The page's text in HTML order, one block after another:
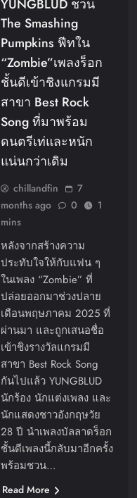
YUNGBLUD ชวน
The Smashing
Pumpkins ฟีทใน
“Zombie”เพลงร็อก
ชั้นดีเข้าชิงแกรมมี
สาขา Best Rock
Song ที่มาพร้อม
ดนตรีเท่และหนัก
แน่นกว่าเดิม
chillandfin
7
months ago
0
1
mins
หลังจากสร้างความ
ประทับใจให้กับแฟน ๆ
ในเพลง “Zombie” ที่
ปล่อยออกมาช่วงปลาย
เดือนพฤษภาคม 2025 ที่
ผ่านมา และถูกเสนอชื่อ
เข้าชิงรางวัลแกรมมี
สาขา Best Rock Song
กันไปแล้ว YUNGBLUD
นักร้อง นักแต่งเพลง และ
นักแสดงชาวอังกฤษวัย
28 ปี นำเพลงบัลลาดร็อก
ชั้นดีเพลงนี้กลับมาอีกครั้ง
พร้อมชวน…
Read More